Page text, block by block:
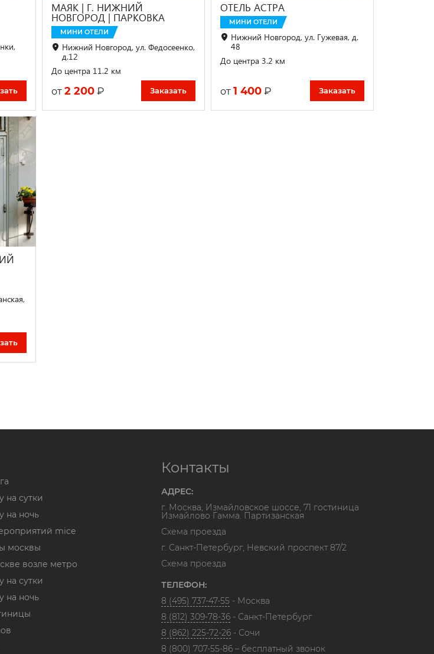
МАЯК | Г. НИЖНИЙ
НОВГОРОД | ПАРКОВКА
МИНИ ОТЕЛИ
Нижний Новгород, ул. Федосеенко,
д.12
До центра 11.2 км
от2 200 ₽ Заказать
ОТЕЛЬ АСТРА
МИНИ ОТЕЛИ
Нижний Новгород, ул. Гужевая, д.
48
До центра 3.2 км
от1 400 ₽ Заказать
на сутки
на ночь
mice
москвы
возле метро
на сутки
на ночь
Контакты
АДРЕС:
г. Москва, Измайловское шоссе, 71 гостиница
Измайлово Гамма. Партизанская
Схема проезда
г. Санкт-Петербург, Невский проспект 87/2
Схема проезда
ТЕЛЕФОН:
8 (495) 737-47-55 - Москва
8 (812) 309-78-36 - Санкт-Петербург
8 (862) 225-72-26 - Сочи
8 (800) 707-55-86 – бесплатный звонок